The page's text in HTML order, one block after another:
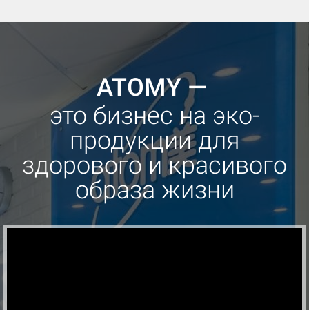
ATOMY —
это бизнес на эко-
продукциидля
здорового и красивого
образа жизни